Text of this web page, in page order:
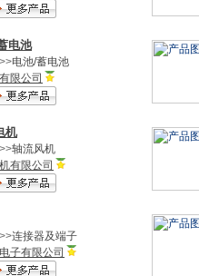
电池
>>电池/蓄电池
限公司
机
>>轴流风机
有限公司
>>连接器及端子
子有限公司